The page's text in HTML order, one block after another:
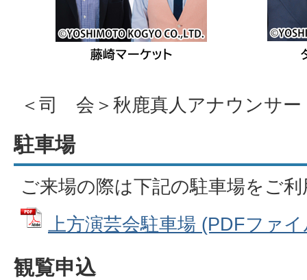
＜司 会＞秋鹿真人アナウンサー
駐車場
ご来場の際は下記の駐車場をご
上方演芸会駐車場 (PDFファ
観覧申込